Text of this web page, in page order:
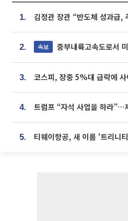
1.
2. 속보 중부내륙고속도로서
3.
4.
5.